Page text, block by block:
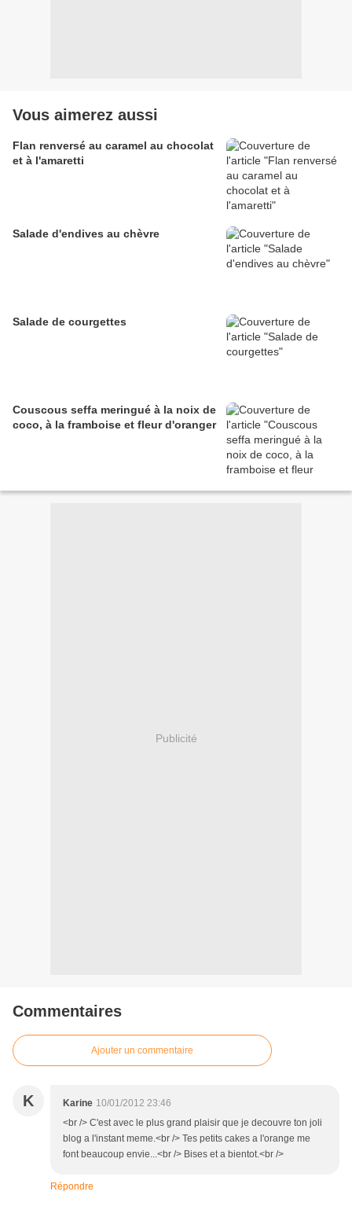
Vous aimerez aussi
Flan renversé au caramel au chocolat
et à l'amaretti
Salade d'endives au chèvre
Salade de courgettes
Couscous seffa meringué à la noix de
coco, à la framboise et fleur d'oranger
Publicité
Commentaires
Ajouter un commentaire
K Karine 10/01/2012 23:46
<br /> C'est avec le plus grand plaisir que je decouvre ton joli
blog a l'instant meme.<br /> Tes petits cakes a l'orange me
font beaucoup envie...<br /> Bises et a bientot.<br />
Répondre